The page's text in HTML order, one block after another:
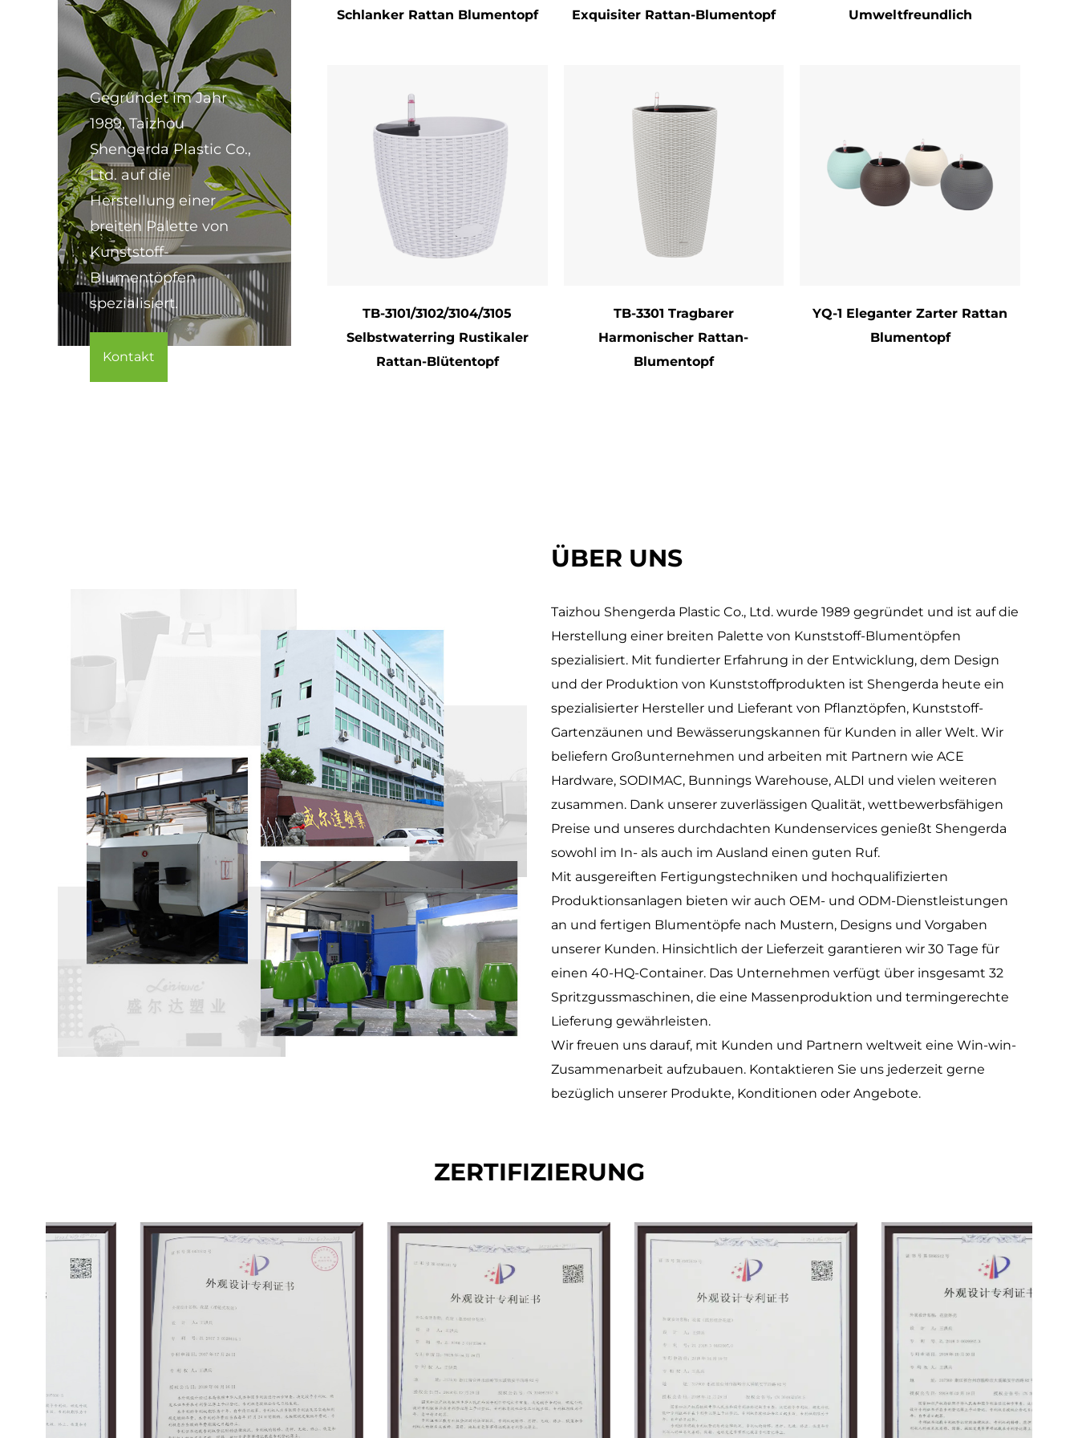
Gegründet im Jahr
1989, Taizhou
Shengerda Plastic Co.,
Ltd. auf die
Herstellung einer
breiten Palette von
Kunststoff-
Blumentöpfen
spezialisiert.
Kontakt
Wetter oder direktes Sonnenlicht. Reinigen Sie mit einer weichen Bürste oder einem feuchten
Regen- oder Gefriertemperaturen. Die robuste Konstruktion sorgt im Laufe der Zeit mit
regelmäßiger Verwendung weniger Verschleiß.
Anwendungen
• Umweltbewusste Hausbesitzer, die Innen-/Outdoor-Dekor verbessern
• Stadtbewohner optimieren kleine Räume mit modularen Designs
• Einzelhändler, die sich auf nachhaltige Haus- und Gartenmärkte abzielen
• Innenarchitekten schaffen organische, biophile Themen
Abschluss
Rattan-Blumentöpfe sind eine nahtlose Verschmelzung von Nature-inspiriertem Design und
liefern zeitlose Anziehungskraft und ein Engagement für Umweltverantwortung.
Schlanker Rattan Blumentopf
Exquisiter Rattan-Blumentopf
Umweltfreundlich
TB-3101/3102/3104/3105
Selbstwaterring Rustikaler
Rattan-Blütentopf
TB-3301 Tragbarer
Harmonischer Rattan-
Blumentopf
YQ-1 Eleganter Zarter Rattan
Blumentopf
ÜBER UNS
Taizhou Shengerda Plastic Co., Ltd. wurde 1989 gegründet und ist auf die
Herstellung einer breiten Palette von Kunststoff-Blumentöpfen
spezialisiert. Mit fundierter Erfahrung in der Entwicklung, dem Design
und der Produktion von Kunststoffprodukten ist Shengerda heute ein
spezialisierter Hersteller und Lieferant von Pflanztöpfen, Kunststoff-
Gartenzäunen und Bewässerungskannen für Kunden in aller Welt. Wir
beliefern Großunternehmen und arbeiten mit Partnern wie ACE
Hardware, SODIMAC, Bunnings Warehouse, ALDI und vielen weiteren
zusammen. Dank unserer zuverlässigen Qualität, wettbewerbsfähigen
Preise und unseres durchdachten Kundenservices genießt Shengerda
sowohl im In- als auch im Ausland einen guten Ruf.
Mit ausgereiften Fertigungstechniken und hochqualifizierten
Produktionsanlagen bieten wir auch OEM- und ODM-Dienstleistungen
an und fertigen Blumentöpfe nach Mustern, Designs und Vorgaben
unserer Kunden. Hinsichtlich der Lieferzeit garantieren wir 30 Tage für
einen 40-HQ-Container. Das Unternehmen verfügt über insgesamt 32
Spritzgussmaschinen, die eine Massenproduktion und termingerechte
Lieferung gewährleisten.
Wir freuen uns darauf, mit Kunden und Partnern weltweit eine Win-win-
Zusammenarbeit aufzubauen. Kontaktieren Sie uns jederzeit gerne
bezüglich unserer Produkte, Konditionen oder Angebote.
ZERTIFIZIERUNG